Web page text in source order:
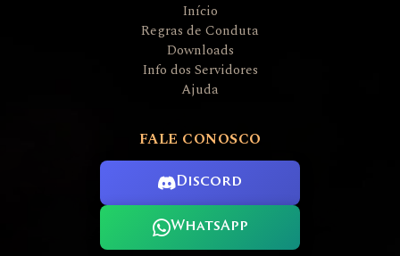
Início
Regras de Conduta
Downloads
Info dos Servidores
Ajuda
FALE CONOSCO
Discord
WhatsApp